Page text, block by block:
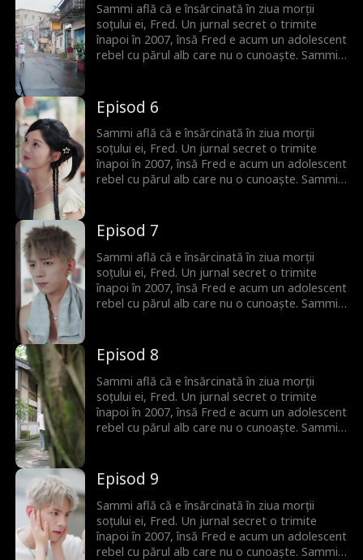
Sammi află că e însărcinată în ziua morții
soțului ei, Fred. Un jurnal secret o trimite
înapoi în 2007, însă Fred e acum un adolescent
rebel cu părul alb care nu o cunoaște. Sammi
Episod 6
Sammi află că e însărcinată în ziua morții
soțului ei, Fred. Un jurnal secret o trimite
înapoi în 2007, însă Fred e acum un adolescent
rebel cu părul alb care nu o cunoaște. Sammi
Episod 7
Sammi află că e însărcinată în ziua morții
soțului ei, Fred. Un jurnal secret o trimite
înapoi în 2007, însă Fred e acum un adolescent
rebel cu părul alb care nu o cunoaște. Sammi
Episod 8
Sammi află că e însărcinată în ziua morții
soțului ei, Fred. Un jurnal secret o trimite
înapoi în 2007, însă Fred e acum un adolescent
rebel cu părul alb care nu o cunoaște. Sammi
Episod 9
Sammi află că e însărcinată în ziua morții
soțului ei, Fred. Un jurnal secret o trimite
înapoi în 2007, însă Fred e acum un adolescent
rebel cu părul alb care nu o cunoaște. Sammi